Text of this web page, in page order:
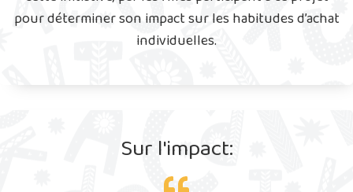
pour déterminer son impact sur les habitudes d’achat
individuelles.
Sur l'impact: